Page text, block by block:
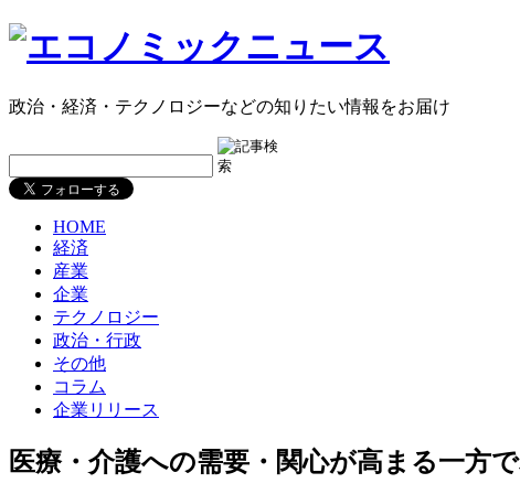
政治・経済・テクノロジーなどの知りたい情報をお届け
HOME
経済
産業
企業
テクノロジー
政治・行政
その他
コラム
企業リリース
医療・介護への需要・関心が高まる一方